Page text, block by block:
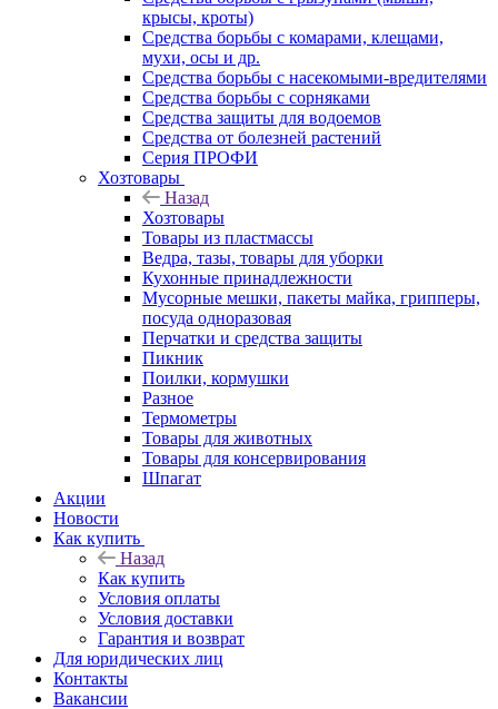
крысы, кроты)
Средства борьбы с комарами, клещами,
мухи, осы и др.
Средства борьбы с насекомыми-вредителями
Средства борьбы с сорняками
Средства защиты для водоемов
Средства от болезней растений
Серия ПРОФИ
Хозтовары
Назад
Хозтовары
Товары из пластмассы
Ведра, тазы, товары для уборки
Кухонные принадлежности
Мусорные мешки, пакеты майка, грипперы,
посуда одноразовая
Перчатки и средства защиты
Пикник
Поилки, кормушки
Разное
Термометры
Товары для животных
Товары для консервирования
Шпагат
Акции
Новости
Как купить
Назад
Как купить
Условия оплаты
Условия доставки
Гарантия и возврат
Для юридических лиц
Контакты
Вакансии